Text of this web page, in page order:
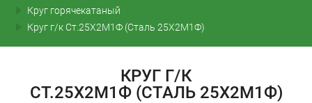
Круг горячекатаный
Круг г/к Ст.25Х2М1Ф (Сталь 25Х2М1Ф)
КРУГ Г/К
СТ.25Х2М1Ф (СТАЛЬ 25Х2М1Ф)